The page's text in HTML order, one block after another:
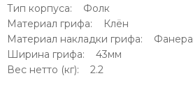
Тип корпуса: Фолк
Материал грифа: Клён
Материал накладки грифа: Фанера
Ширина грифа: 43мм
Вес нетто (кг): 2.2